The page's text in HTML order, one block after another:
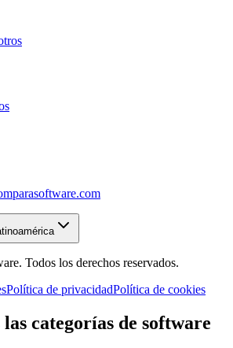
Todos los derechos reservados.
Política de privacidadPolítica de cookies
categorías de software